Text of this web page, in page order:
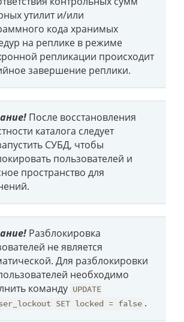
утилит и/или
кода хранимых
на реплике в режиме
репликации происходит
завершение реплики.
После восстановления
каталога следует
СУБД, чтобы
пользователей и
пространство для
Разблокировка
не является
Для разблокировки
необходимо
команду UPDATE
SET locked = false .